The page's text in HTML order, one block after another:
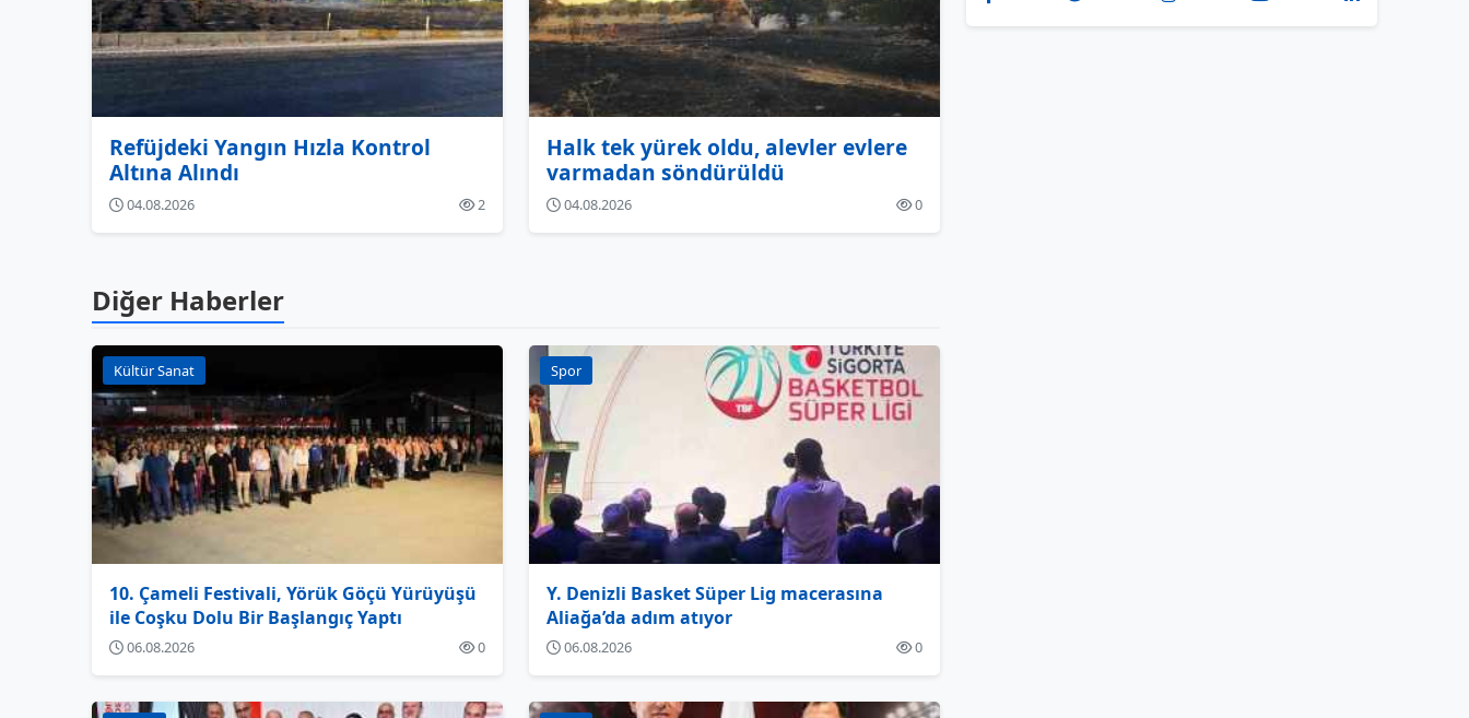
Refüjdeki Yangın Hızla Kontrol
Altına Alındı
04.08.2026 2
Halk tek yürek oldu, alevler evlere
varmadan söndürüldü
04.08.2026 0
Diğer Haberler
Kültür Sanat
10. Çameli Festivali, Yörük Göçü Yürüyüşü
ile Coşku Dolu Bir Başlangıç Yaptı
06.08.2026 0
Spor
Y. Denizli Basket Süper Lig macerasına
Aliağa’da adım atıyor
06.08.2026 0